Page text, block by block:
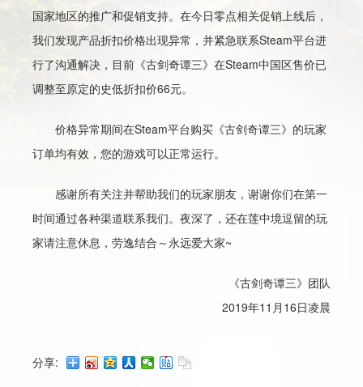
国家地区的推广和促销支持。在今日零点相关促销上线后，
我们发现产品折扣价格出现异常，并紧急联系Steam平台进
行了沟通解决，目前《古剑奇谭三》在Steam中国区售价已
调整至原定的史低折扣价66元。
价格异常期间在Steam平台购买《古剑奇谭三》的玩家
订单均有效，您的游戏可以正常运行。
感谢所有关注并帮助我们的玩家朋友，谢谢你们在第一
时间通过各种渠道联系我们。夜深了，还在莲中境逗留的玩
家请注意休息，劳逸结合～永远爱大家~
《古剑奇谭三》团队
2019年11月16日凌晨
分享: